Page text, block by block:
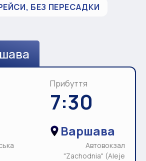
БЕЗ ПЕРЕСАДКИ
Прибуття
7:30
Варшава
Автовокзал
"Zachodnia" (Aleje